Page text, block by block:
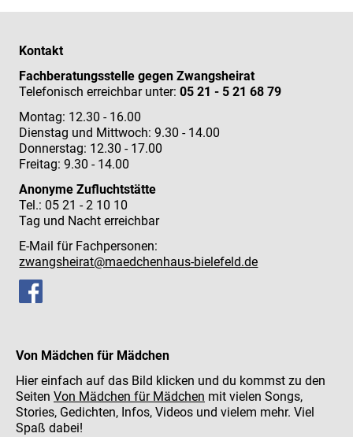
Kontakt
Fachberatungsstelle gegen Zwangsheirat
Telefonisch erreichbar unter:05 21 - 5 21 68 79
Montag: 12.30 - 16.00
Dienstag und Mittwoch: 9.30 - 14.00
Donnerstag: 12.30 - 17.00
Freitag: 9.30 - 14.00
Anonyme Zufluchtstätte
Tel.: 05 21 - 2 10 10
Tag und Nacht erreichbar
E-Mail für Fachpersonen:
zwangsheirat@maedchenhaus-bielefeld.de
Von Mädchen für Mädchen
Hier einfach auf das Bild klicken und du kommst zu den
Seiten Von Mädchen für Mädchen mit vielen Songs,
Stories, Gedichten, Infos, Videos und vielem mehr. Viel
Spaß dabei!